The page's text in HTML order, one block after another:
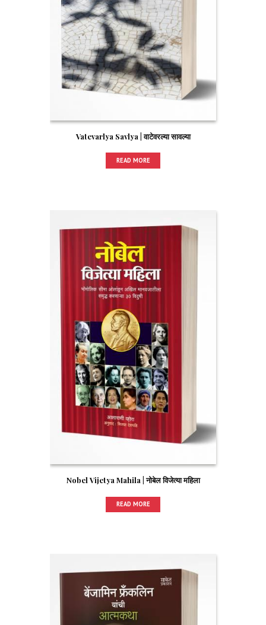
Vatevarlya Savlya | वाटेवरल्या सावल्या
READ MORE
Nobel Vijetya Mahila | नोबेल विजेत्या महिला
READ MORE